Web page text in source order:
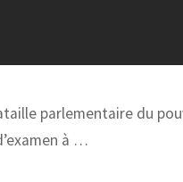
parlementaire du
à …